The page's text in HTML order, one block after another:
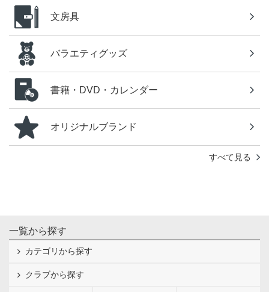
文房具
バラエティグッズ
書籍・DVD・カレンダー
オリジナルブランド
すべて見る
一覧から探す
カテゴリから探す
クラブから探す